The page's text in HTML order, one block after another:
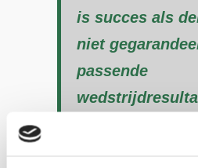
is succes als
niet
passende